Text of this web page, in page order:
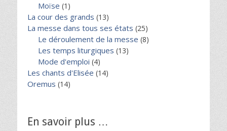
Moïse (1)
La cour des grands (13)
La messe dans tous ses états (25)
Le déroulement de la messe (8)
Les temps liturgiques (13)
Mode d'emploi (4)
Les chants d'Elisée (14)
Oremus (14)
En savoir plus …